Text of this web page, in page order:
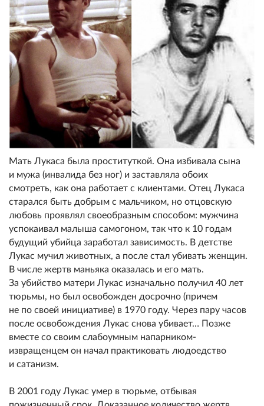
Мать Лукаса была прocтитуткой. Она избивала сына
и мужа (инвалида без ног) и заставляла обоих
смотреть, как она работает с клиентами. Отец Лукаса
старался быть добрым с мальчиком, но отцовскую
любовь проявлял своеобразным способом: мужчина
успокаивал малыша самогоном, так что к 10 годам
будущий убийца заработал зависимость. В детстве
Лукас мучил животных, а после стал убивать женщин.
В числе жертв маньяка оказалась и его мать.
За убийство матери Лукас изначально получил 40 лет
тюрьмы, но был освобожден досрочно (причем
не по своей инициативе) в 1970 году. Через пару часов
после освобождения Лукас снова убивает… Позже
вместе со своим слабоумным напарником-
извpaщенцем он начал практиковать людоедство
и сатанизм.
В 2001 году Лукас умер в тюрьме, отбывая